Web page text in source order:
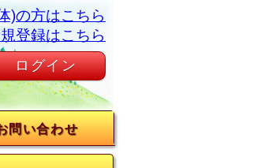
)の方はこちら
登録はこちら
ログイン
問い合わせ